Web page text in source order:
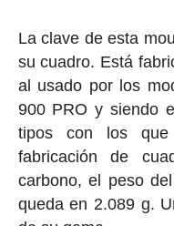
La clave de esta
su cuadro. Está
al usado por los
900 PRO y siendo
tipos con los
fabricación de
carbono, el peso
queda en 2.089 g.